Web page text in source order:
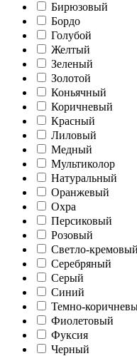
Бирюзовый
Бордо
Голубой
Желтый
Зеленый
Золотой
Коньячный
Коричневый
Красный
Лиловый
Медный
Мультиколор
Натуральный
Оранжевый
Охра
Персиковый
Розовый
Светло-кремовый
Серебряный
Серый
Синий
Темно-
Фиолетовый
Фуксия
Черный